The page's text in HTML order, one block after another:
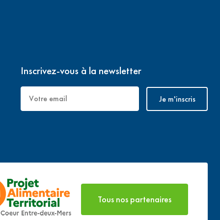
Inscrivez-vous à la newsletter
Tous nos partenaires